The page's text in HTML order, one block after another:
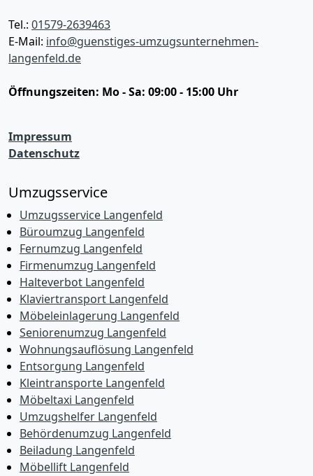
Tel.: 01579-2639463
E-Mail: info@guenstiges-umzugsunternehmen-
langenfeld.de
Öffnungszeiten: Mo - Sa: 09:00 - 15:00 Uhr
Impressum
Datenschutz
Umzugsservice
Umzugsservice Langenfeld
Büroumzug Langenfeld
Fernumzug Langenfeld
Firmenumzug Langenfeld
Halteverbot Langenfeld
Klaviertransport Langenfeld
Möbeleinlagerung Langenfeld
Seniorenumzug Langenfeld
Wohnungsauflösung Langenfeld
Entsorgung Langenfeld
Kleintransporte Langenfeld
Möbeltaxi Langenfeld
Umzugshelfer Langenfeld
Behördenumzug Langenfeld
Beiladung Langenfeld
Möbellift Langenfeld